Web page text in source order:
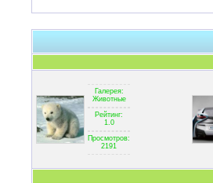
Галерея:
Животные
Рейтинг:
1.0
Просмотров:
2191